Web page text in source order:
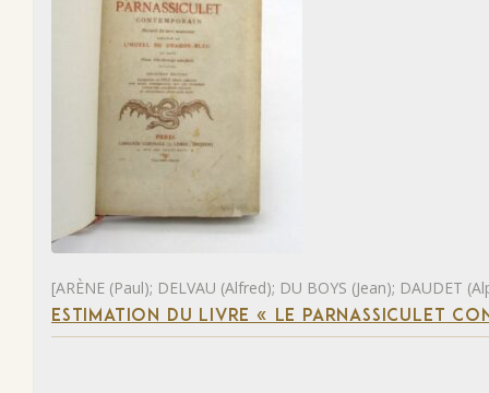
[ARÈNE (Paul); DELVAU (Alfred); DU BOYS (Jean); DAUDET
ESTIMATION DU LIVRE « LE PARNASSICULET